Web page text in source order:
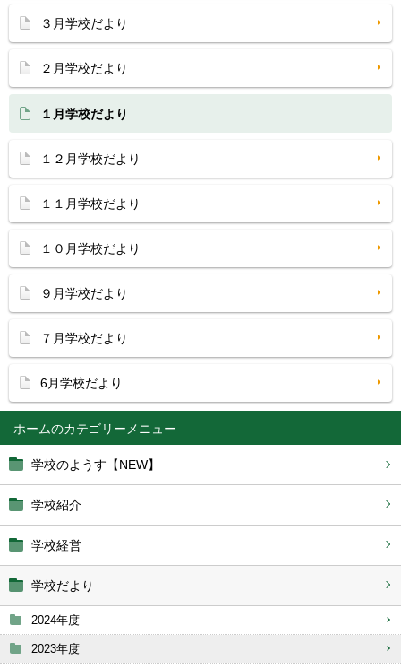
ホーム
学校のようす【NEW】
学校紹介
学校経営
学校だより
2024年度
2023年度
３月学校だより
２月学校だより
１月学校だより
１２月学校だより
１１月学校だより
１０月学校だより
９月学校だより
７月学校だより
6月学校だより